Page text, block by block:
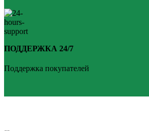
ПОДДЕРЖКА 24/7
Поддержка покупателей